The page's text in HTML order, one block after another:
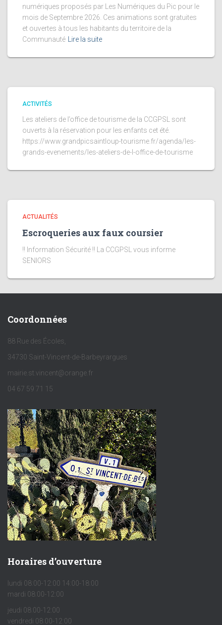
numériques proposés par Les Numériques du Pic pour le
mois de Septembre 2026. Ces animations sont gratuites
et ouvertes à tous les habitants du territoire de la
Communauté
Lire la suite
ACTIVITÉS
Les ateliers de l’office de tourisme de la CCGPSL sont
ouverts à la réservation pour les enfants cet été.
https://www.grandpicsaintloup-tourisme.fr/agenda/les-
grands-evenements/les-ateliers-de-l-office-de-tourisme
ACTUALITÉS
Escroqueries aux faux coursier
!! Information Sécurité !! La CCGPSL vous informe
SENIORS
Coordonnées
88 Rue des Écoles,
34730 Saint-Vincent-de-Barbeyrargues
mairie.st.vincent@orange.fr
04 67 59 71 15
Horaires d’ouverture
lundi 08:00-12:00 14:00-18:00
mardi 08:00-12:00
jeudi 08:00-12:00
vendredi 08:00-12:00